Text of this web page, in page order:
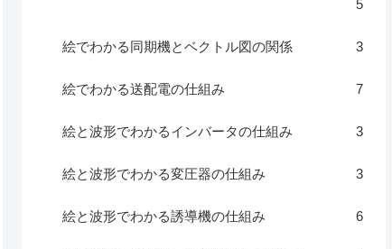
5
絵でわかる同期機とベクトル図の関係 3
絵でわかる送配電の仕組み 7
絵と波形でわかるインバータの仕組み 3
絵と波形でわかる変圧器の仕組み 3
絵と波形でわかる誘導機の仕組み 6